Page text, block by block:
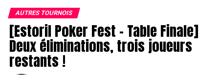
Joao Pedro
Juste après son élimination, le head’s up a donc eu lieu
entreJose Quintas
AUTRES TOURNOIS
[Estoril Poker Fest – Table Finale]
Deux éliminations, trois joueurs
restants !